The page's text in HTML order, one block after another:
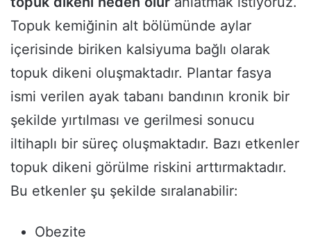
Topuk kemiğinin alt bölümünde aylar
içerisinde biriken kalsiyuma bağlı olarak
topuk dikeni oluşmaktadır. Plantar fasya
ismi verilen ayak tabanı bandının kronik bir
şekilde yırtılması ve gerilmesi sonucu
iltihaplı bir süreç oluşmaktadır. Bazı etkenler
topuk dikeni görülme riskini arttırmaktadır.
Bu etkenler şu şekilde sıralanabilir:
Obezite